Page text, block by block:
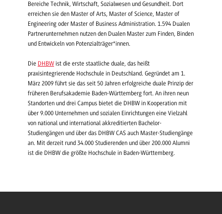
Bereiche Technik, Wirtschaft, Sozialwesen und Gesundheit. Dort
erreichen sie den Master of Arts, Master of Science, Master of
Engineering oder Master of Business Administration. 1.594 Dualen
Partnerunternehmen nutzen den Dualen Master zum Finden, Binden
und Entwickeln von Potenzialträger*innen.
Die DHBW ist die erste staatliche duale, das heißt
praxisintegrierende Hochschule in Deutschland. Gegründet am 1.
März 2009 führt sie das seit 50 Jahren erfolgreiche duale Prinzip der
früheren Berufsakademie Baden-Württemberg fort. An ihren neun
Standorten und drei Campus bietet die DHBW in Kooperation mit
über 9.000 Unternehmen und sozialen Einrichtungen eine Vielzahl
von national und international akkreditierten Bachelor-
Studiengängen und über das DHBW CAS auch Master-Studiengänge
an. Mit derzeit rund 34.000 Studierenden und über 200.000 Alumni
ist die DHBW die größte Hochschule in Baden-Württemberg.